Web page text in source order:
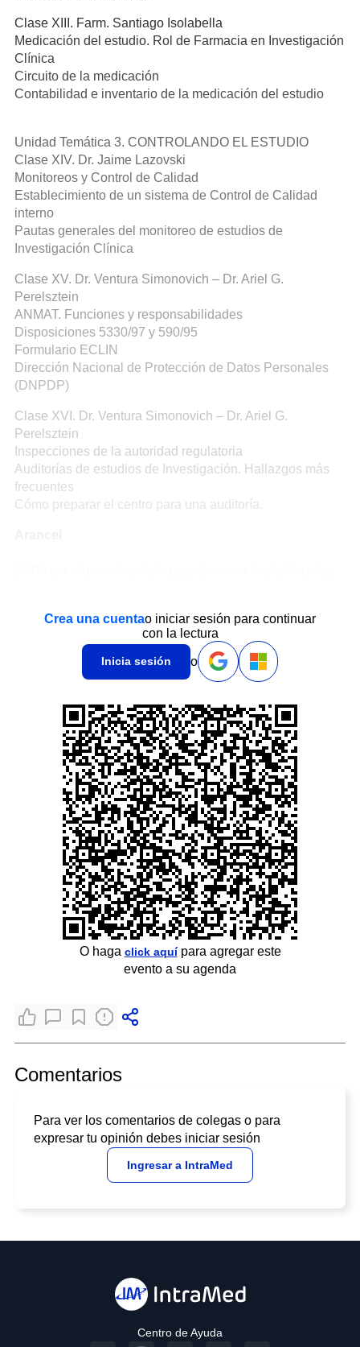
Clase XIII. Farm. Santiago Isolabella
Medicación del estudio. Rol de Farmacia en Investigación
Clínica
Circuito de la medicación
Contabilidad e inventario de la medicación del estudio
Unidad Temática 3. CONTROLANDO EL ESTUDIO
Clase XIV. Dr. Jaime Lazovski
Monitoreos y Control de Calidad
Establecimiento de un sistema de Control de Calidad
interno
Pautas generales del monitoreo de estudios de
Investigación Clínica
Clase XV. Dr. Ventura Simonovich – Dr. Ariel G.
Perelsztein
ANMAT. Funciones y responsabilidades
Disposiciones 5330/97 y 590/95
Formulario ECLIN
Dirección Nacional de Protección de Datos Personales
(DNPDP)
Clase XVI. Dr. Ventura Simonovich – Dr. Ariel G.
Perelsztein
Inspecciones de la autoridad regulatoria
Auditorías de estudios de Investigación. Hallazgos más
frecuentes
Cómo preparar el centro para una auditoría.
Crea una cuentao iniciar sesión para continuar
con la lectura
Inicia sesión o
O haga click aquípara agregar este
evento a su agenda
Comentarios
Para ver los comentarios de colegas o para
expresar tu opinión debes iniciar sesión
Ingresar a IntraMed
Centro de Ayuda